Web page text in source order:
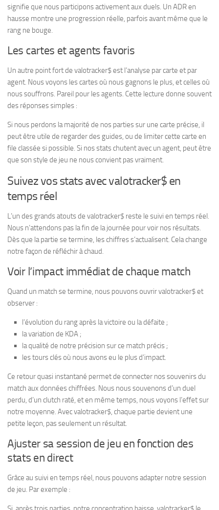
signifie que nous participons activement aux duels. Un ADR en
hausse montre une progression réelle, parfois avant même que le
rang ne bouge.
Les cartes et agents favoris
Un autre point fort de valotracker$ est l’analyse par carte et par
agent. Nous voyons les cartes où nous gagnons le plus, et celles où
nous souffrons. Pareil pour les agents. Cette lecture donne souvent
des réponses simples :
Si nous perdons la majorité de nos parties sur une carte précise, il
peut être utile de regarder des guides, ou de limiter cette carte en
file classée si possible. Si nos stats chutent avec un agent, peut être
que son style de jeu ne nous convient pas vraiment.
Suivez vos stats avec valotracker$ en
temps réel
L’un des grands atouts de valotracker$ reste le suivi en temps réel.
Nous n’attendons pas la fin de la journée pour voir nos résultats.
Dès que la partie se termine, les chiffres s’actualisent. Cela change
notre façon de réfléchir à chaud.
Voir l’impact immédiat de chaque match
Quand un match se termine, nous pouvons ouvrir valotracker$ et
observer :
l’évolution du rang après la victoire ou la défaite ;
la variation de KDA ;
la qualité de notre précision sur ce match précis ;
les tours clés où nous avons eu le plus d’impact.
Ce retour quasi instantané permet de connecter nos souvenirs du
match aux données chiffrées. Nous nous souvenons d’un duel
perdu, d’un clutch raté, et en même temps, nous voyons l’effet sur
notre moyenne. Avec valotracker$, chaque partie devient une
petite leçon, pas seulement un résultat.
Ajuster sa session de jeu en fonction des
stats en direct
Grâce au suivi en temps réel, nous pouvons adapter notre session
de jeu. Par exemple :